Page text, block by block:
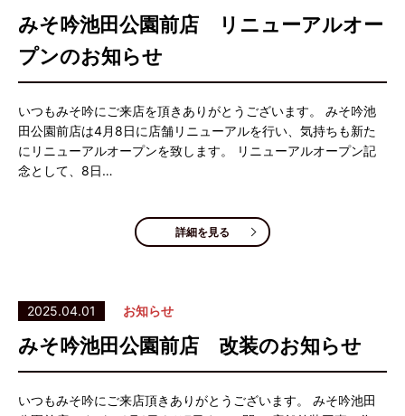
みそ吟池田公園前店 リニューアルオー
プンのお知らせ
いつもみそ吟にご来店を頂きありがとうございます。 みそ吟池
田公園前店は4月8日に店舗リニューアルを行い、気持ちも新た
にリニューアルオープンを致します。 リニューアルオープン記
念として、8日…
詳細を見る
2025.04.01 お知らせ
みそ吟池田公園前店 改装のお知らせ
いつもみそ吟にご来店頂きありがとうございます。 みそ吟池田